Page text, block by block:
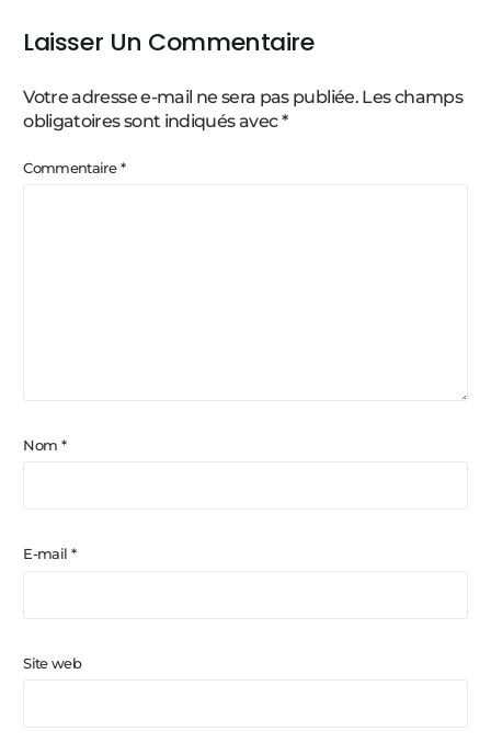
Laisser Un Commentaire
Votre adresse e-mail ne sera pas publiée. Les champs
obligatoires sont indiqués avec*
Commentaire *
Nom *
E-mail *
Site web